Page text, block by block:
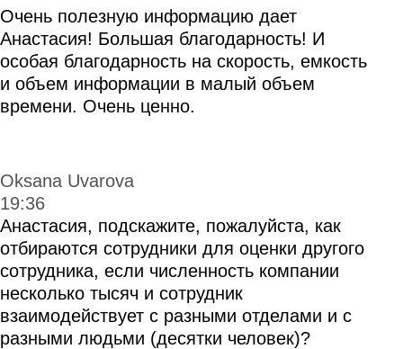
в эффективного сотрудника
Комментарии
Рекомендованные